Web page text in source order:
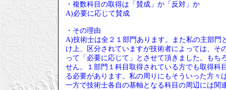
・複数科目の取得は「賛成」か「反対」か
A)必要に応じて賛成
・その理由
A)技術士は全２１部門あります。また私の主部
け上、区分されていますが技術者によっては、
って「必要に応じて」とさせて頂きました。も
せん。１部門１科目取得されている方でも取得科
る必要があります。私の周りにもそういった方々
一方で技術士各自の基軸となる科目の周辺には関